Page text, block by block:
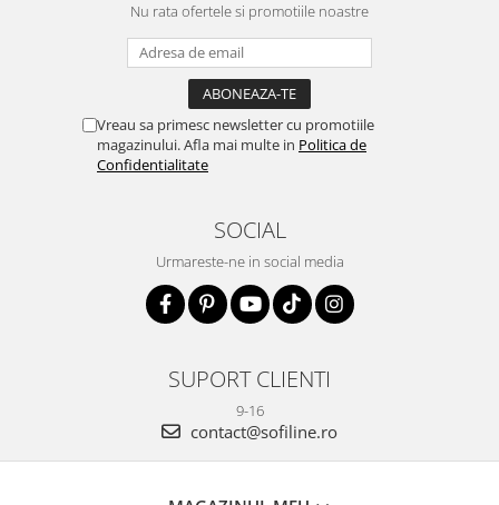
Nu rata ofertele si promotiile noastre
Vreau sa primesc newsletter cu promotiile
magazinului. Afla mai multe in Politica de
Confidentialitate
SOCIAL
Urmareste-ne in social media
SUPORT CLIENTI
9-16
contact@sofiline.ro